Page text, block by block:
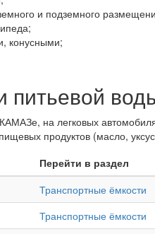
и подземного
конусными;
питьевой
на легковых
продуктов (масло,
Перейти в раздел
Транспортные ёмкости
Транспортные ёмкости